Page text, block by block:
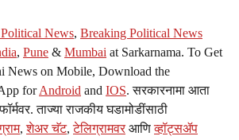
News, Breaking Political News
, Pune & Mumbai at Sarkarnama. To Get
News on Mobile, Download the
forAndroid and IOS. सरकारनामा आता
ताज्या राजकीय घडामोडींसाठी
,शेअर चॅट,टेलिग्रामवर आणिव्हॉट्सॲप